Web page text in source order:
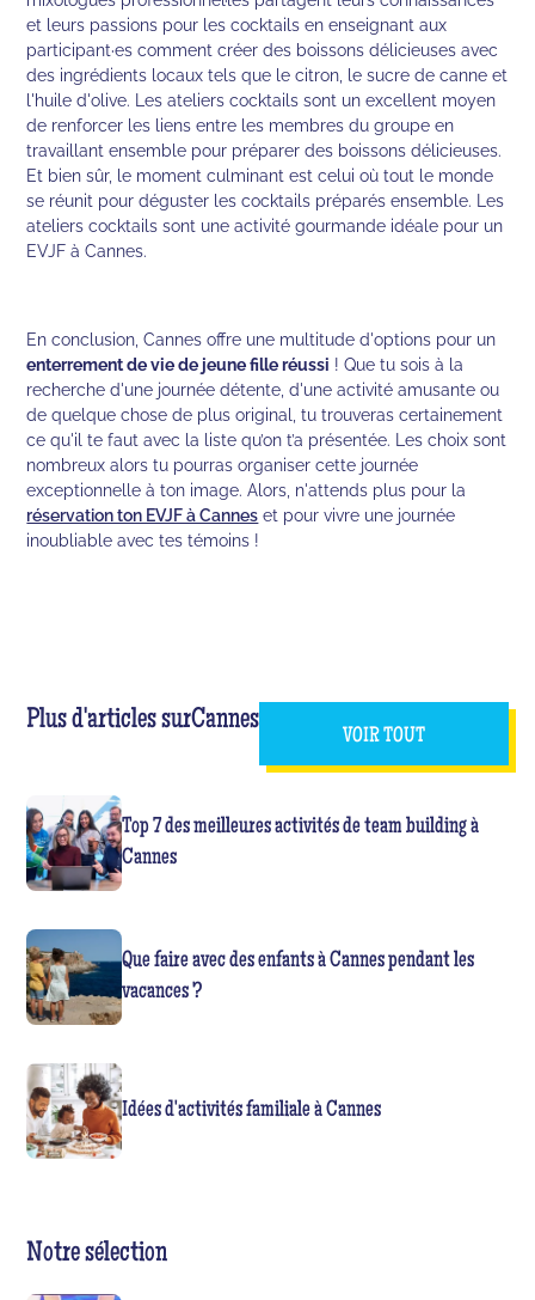
et leurs passions pour les cocktails en enseignant aux
participant·es comment créer des boissons délicieuses avec
des ingrédients locaux tels que le citron, le sucre de canne et
l'huile d'olive. Les ateliers cocktails sont un excellent moyen
de renforcer les liens entre les membres du groupe en
travaillant ensemble pour préparer des boissons délicieuses.
Et bien sûr, le moment culminant est celui où tout le monde
se réunit pour déguster les cocktails préparés ensemble. Les
ateliers cocktails sont une activité gourmande idéale pour un
EVJF à Cannes.
En conclusion, Cannes offre une multitude d'options pour un
enterrement de vie de jeune fille réussi ! Que tu sois à la
recherche d'une journée détente, d'une activité amusante ou
de quelque chose de plus original, tu trouveras certainement
ce qu'il te faut avec la liste qu’on t’a présentée. Les choix sont
nombreux alors tu pourras organiser cette journée
exceptionnelle à ton image. Alors, n'attends plus pour la
réservation ton EVJF à Cannes et pour vivre une journée
inoubliable avec tes témoins !
Plus d'articles surCannes
VOIR TOUT
Top 7 des meilleures activités de team building à
Cannes
Que faire avec des enfants à Cannes pendant les
vacances ?
Idées d'activités familiale à Cannes
Notre sélection